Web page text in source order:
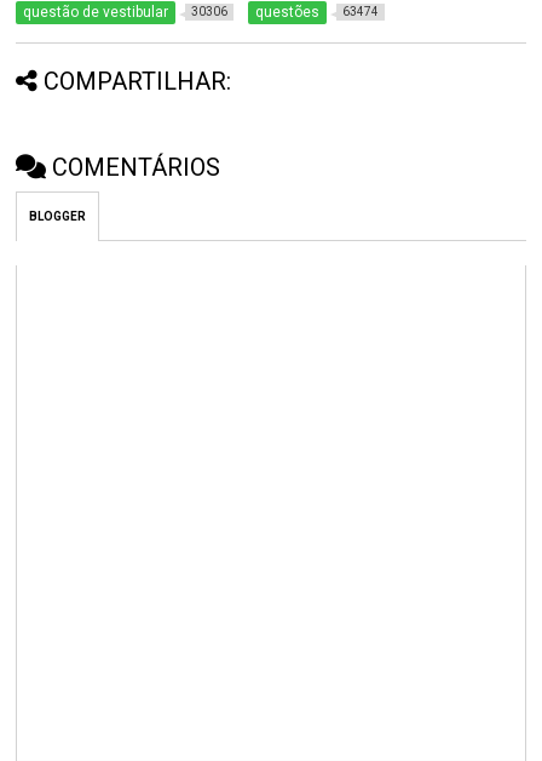
questão de vestibular 30306 questões 63474
COMPARTILHAR:
COMENTÁRIOS
BLOGGER